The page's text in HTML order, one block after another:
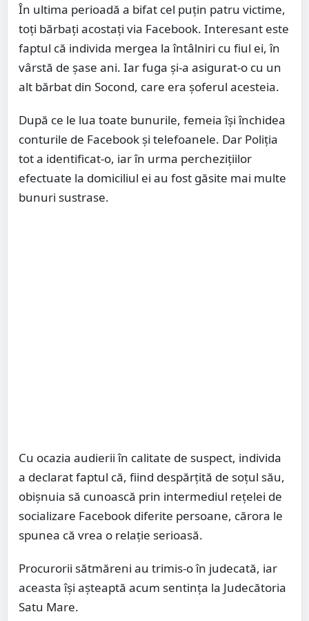
În ultima perioadă a bifat cel puțin patru victime,
toți bărbați acostați via Facebook. Interesant este
faptul că individa mergea la întâlniri cu fiul ei, în
vârstă de șase ani. Iar fuga și-a asigurat-o cu un
alt bărbat din Socond, care era șoferul acesteia.
După ce le lua toate bunurile, femeia își închidea
conturile de Facebook și telefoanele. Dar Poliția
tot a identificat-o, iar în urma perchezițiilor
efectuate la domiciliul ei au fost găsite mai multe
bunuri sustrase.
Cu ocazia audierii în calitate de suspect, individa
a declarat faptul că, fiind despărțită de soțul său,
obișnuia să cunoască prin intermediul rețelei de
socializare Facebook diferite persoane, cărora le
spunea că vrea o relație serioasă.
Procurorii sătmăreni au trimis-o în judecată, iar
aceasta își așteaptă acum sentința la Judecătoria
Satu Mare.